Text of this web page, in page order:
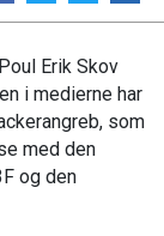
Erik Skov
i medierne har
som
med den
og den